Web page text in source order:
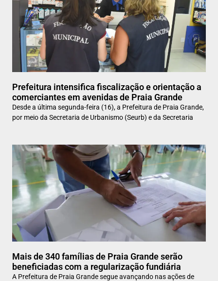
Prefeitura intensifica fiscalização e orientação a
comerciantes em avenidas de Praia Grande
Desde a última segunda-feira (16), a Prefeitura de Praia Grande,
por meio da Secretaria de Urbanismo (Seurb) e da Secretaria
Mais de 340 famílias de Praia Grande serão
beneficiadas com a regularização fundiária
A Prefeitura de Praia Grande segue avançando nas ações de